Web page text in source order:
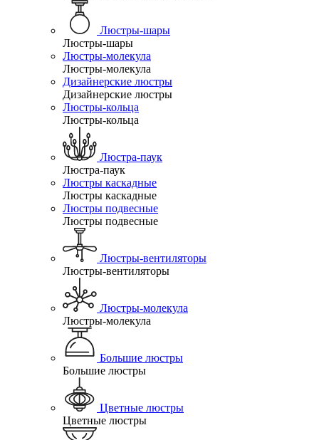
Люстры-шары
Люстры-шары
Люстры-молекула
Люстры-молекула
Дизайнерские люстры
Дизайнерские люстры
Люстры-кольца
Люстры-кольца
Люстра-паук
Люстра-паук
Люстры каскадные
Люстры каскадные
Люстры подвесные
Люстры подвесные
Люстры-вентиляторы
Люстры-вентиляторы
Люстры-молекула
Люстры-молекула
Большие люстры
Большие люстры
Цветные люстры
Цветные люстры